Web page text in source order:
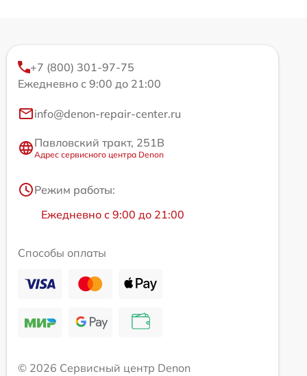
+7 (800) 301-97-75
Ежедневно с 9:00 до 21:00
info@denon-repair-center.ru
Павловский тракт, 251В
Адрес сервисного центра Denon
Режим работы:
Ежедневно с 9:00 до 21:00
Способы оплаты
© 2026 Сервисный центр Denon